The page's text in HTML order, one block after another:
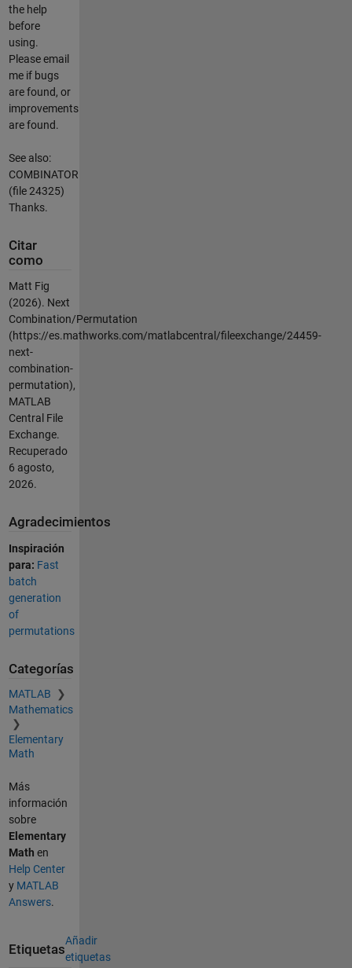
the help
before
using.
Please email
me if bugs
are found, or
improvements
are found.
See also:
COMBINATOR
(file 24325)
Thanks.
Citar
como
Matt Fig
(2026). Next
Combination/Permutation
(https://es.mathworks.com/matlabcentral/fileexchange/24459-
next-
combination-
permutation),
MATLAB
Central File
Exchange.
Recuperado
6 agosto,
2026.
Agradecimientos
Inspiración
para: Fast
batch
generation
of
permutations
Categorías
MATLAB
Mathematics
Elementary
Math
Más
información
sobre
Elementary
Math en
Help Center
y MATLAB
Answers.
Etiquetas
Añadir
etiquetas